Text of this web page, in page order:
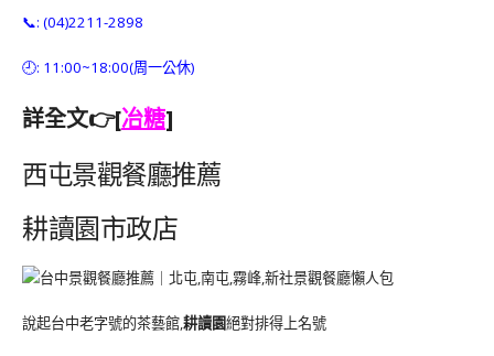
📞: (04)2211-2898
🕘: 11:00~18:00(周一公休)
詳全文👉[冶糖]
西屯景觀餐廳推薦
耕讀園市政店
說起台中老字號的茶藝館,耕讀園絕對排得上名號